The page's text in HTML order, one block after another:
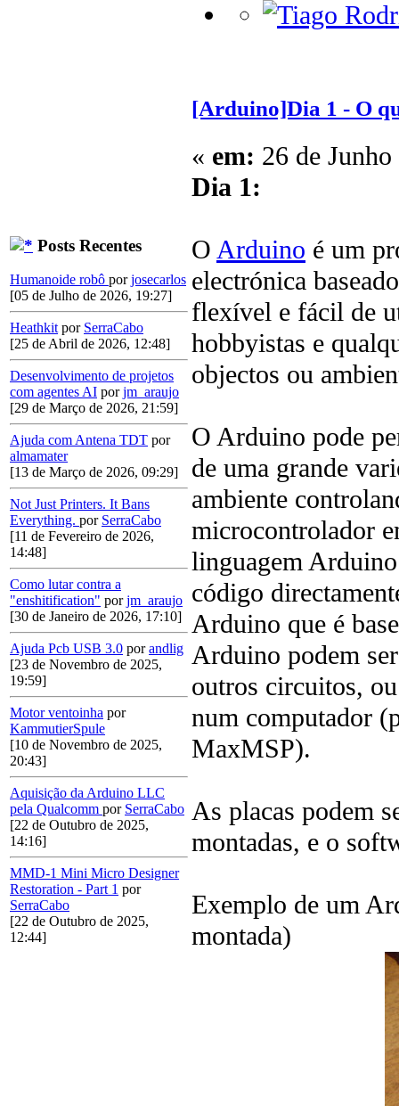
Posts Recentes
Humanoide robô porjosecarlos
[05 de Julho de 2026, 19:27]
Heathkit por SerraCabo
[25 de Abril de 2026, 12:48]
Desenvolvimento de projetos
com agentes AI porjm_araujo
[29 de Março de 2026, 21:59]
Ajuda com Antena TDT por
almamater
[13 de Março de 2026, 09:29]
Not Just Printers. It Bans
Everything. por SerraCabo
[11 de Fevereiro de 2026,
14:48]
Como lutar contra a
"enshitification" porjm_araujo
[30 de Janeiro de 2026, 17:10]
Ajuda Pcb USB 3.0 porandlig
[23 de Novembro de 2025,
19:59]
Motor ventoinha por
KammutierSpule
[10 de Novembro de 2025,
20:43]
Aquisição da Arduino LLC
pela Qualcomm por SerraCabo
[22 de Outubro de 2025,
14:16]
MMD-1 Mini Micro Designer
Restoration - Part 1 por
SerraCabo
[22 de Outubro de 2025,
12:44]
[Arduino]Dia 1 - O
« em: 26 de
Dia 1:
O Arduino é um
electrónica
flexível e fácil de
hobbyistas e
objectos ou
O Arduino pode
de uma grande
ambiente
microcontrolador
linguagem
código
Arduino que é
Arduino podem
outros circuitos,
num computador
MaxMSP).
As placas podem
montadas, e o
Exemplo de um
montada)